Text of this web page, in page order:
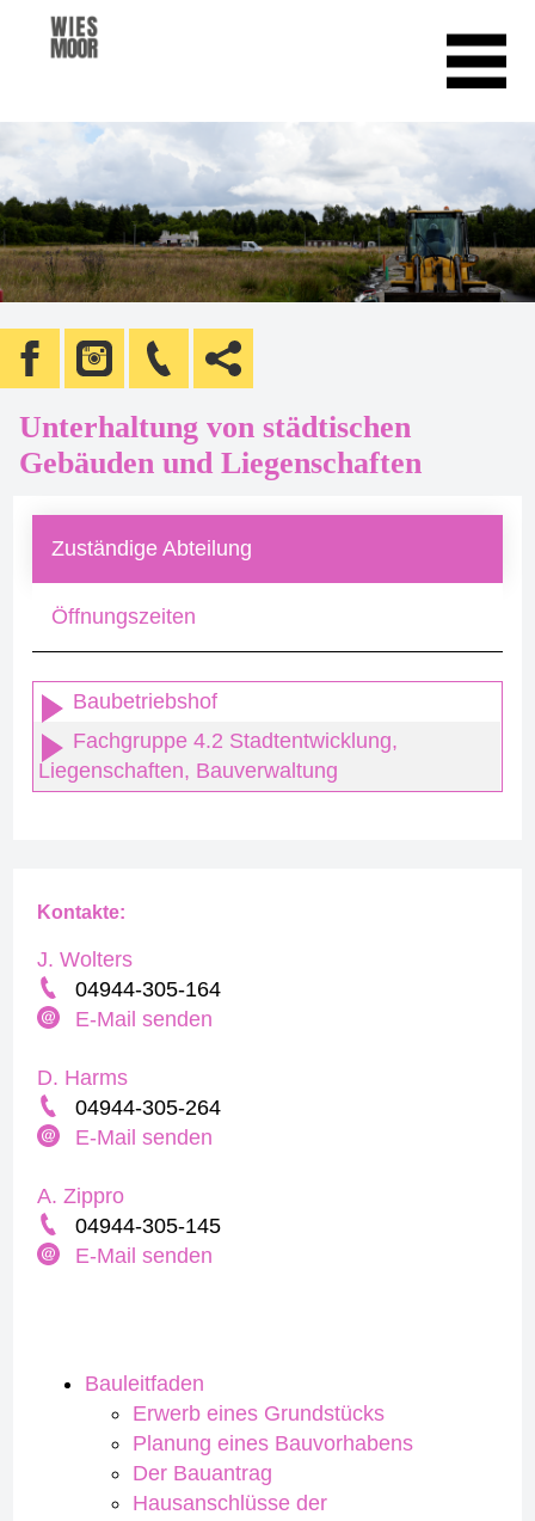
Unterhaltung von städtischen
Gebäuden und Liegenschaften
Zuständige Abteilung
Öffnungszeiten
Baubetriebshof
Fachgruppe 4.2 Stadtentwicklung,
Liegenschaften, Bauverwaltung
Bauleitfaden
Erwerb eines Grundstücks
Planung eines Bauvorhabens
Der Bauantrag
Hausanschlüsse der
Kontakte:
J. Wolters
04944-305-164
E-Mail senden
D. Harms
04944-305-264
E-Mail senden
A. Zippro
04944-305-145
E-Mail senden